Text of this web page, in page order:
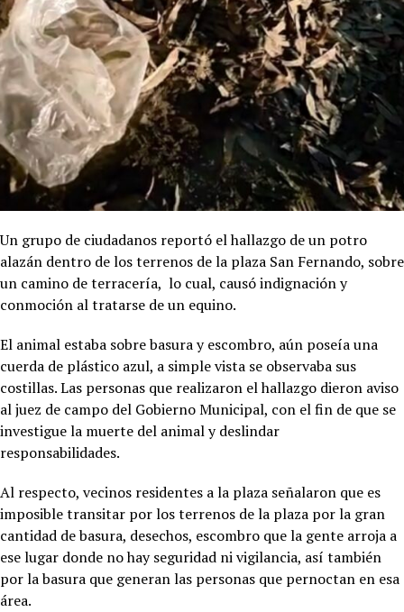
Un grupo de ciudadanos reportó el hallazgo de un potro
alazán dentro de los terrenos de la plaza San Fernando, sobre
un camino de terracería, lo cual, causó indignación y
conmoción al tratarse de un equino.
El animal estaba sobre basura y escombro, aún poseía una
cuerda de plástico azul, a simple vista se observaba sus
costillas. Las personas que realizaron el hallazgo dieron aviso
al juez de campo del Gobierno Municipal, con el fin de que se
investigue la muerte del animal y deslindar
responsabilidades.
Al respecto, vecinos residentes a la plaza señalaron que es
imposible transitar por los terrenos de la plaza por la gran
cantidad de basura, desechos, escombro que la gente arroja a
ese lugar donde no hay seguridad ni vigilancia, así también
por la basura que generan las personas que pernoctan en esa
área.